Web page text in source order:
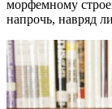
морфемному
напрочь, навряд